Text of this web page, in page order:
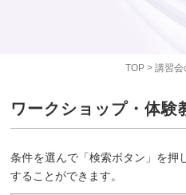
TOP> 講習会
ワークショップ・体験
条件を選んで「検索ボタン」を押
することができます。